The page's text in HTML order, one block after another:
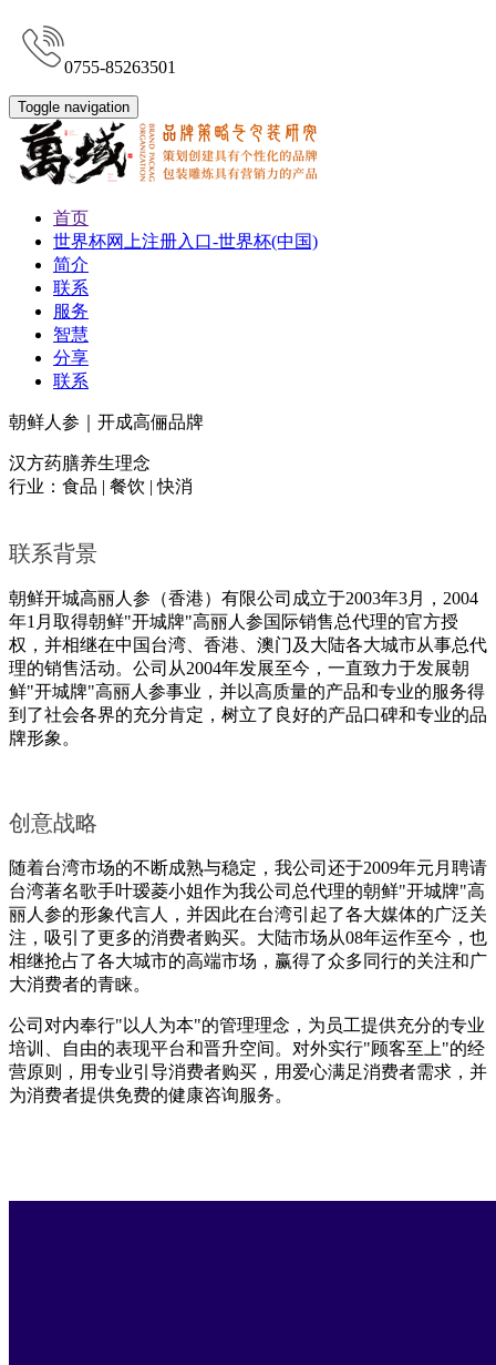
0755-85263501
Toggle navigation
首页
世界杯网上注册入口-世界杯(中国)
简介
联系
服务
智慧
分享
联系
朝鲜人参｜开成高俪品牌
汉方药膳养生理念
行业：食品 | 餐饮 | 快消
联系背景
朝鲜开城高丽人参（香港）有限公司成立于2003年3月，2004
年1月取得朝鲜"开城牌"高丽人参国际销售总代理的官方授
权，并相继在中国台湾、香港、澳门及大陆各大城市从事总代
理的销售活动。公司从2004年发展至今，一直致力于发展朝
鲜"开城牌"高丽人参事业，并以高质量的产品和专业的服务得
到了社会各界的充分肯定，树立了良好的产品口碑和专业的品
牌形象。
创意战略
随着台湾市场的不断成熟与稳定，我公司还于2009年元月聘请
台湾著名歌手叶瑷菱小姐作为我公司总代理的朝鲜"开城牌"高
丽人参的形象代言人，并因此在台湾引起了各大媒体的广泛关
注，吸引了更多的消费者购买。大陆市场从08年运作至今，也
相继抢占了各大城市的高端市场，赢得了众多同行的关注和广
大消费者的青睐。
公司对内奉行"以人为本"的管理理念，为员工提供充分的专业
培训、自由的表现平台和晋升空间。对外实行"顾客至上"的经
营原则，用专业引导消费者购买，用爱心满足消费者需求，并
为消费者提供免费的健康咨询服务。